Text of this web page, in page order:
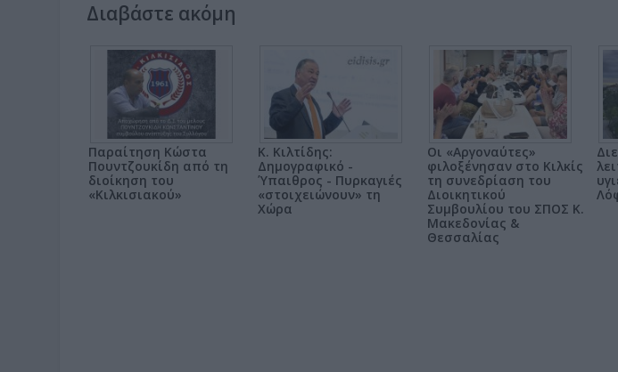
Διαβάστε ακόμη
Παραίτηση Κώστα
Πουντζουκίδη από τη
διοίκηση του
«Κιλκισιακού»
Κ. Κιλτίδης:
Δημογραφικό -
Ύπαιθρος - Πυρκαγιές
«στοιχειώνουν» τη
Χώρα
Οι «Αργοναύτες»
φιλοξένησαν στο Κιλκίς
τη συνεδρίαση του
Διοικητικού
Συμβουλίου του ΣΠΟΣ Κ.
Μακεδονίας &
Θεσσαλίας